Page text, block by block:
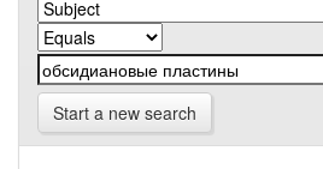
Start a new search